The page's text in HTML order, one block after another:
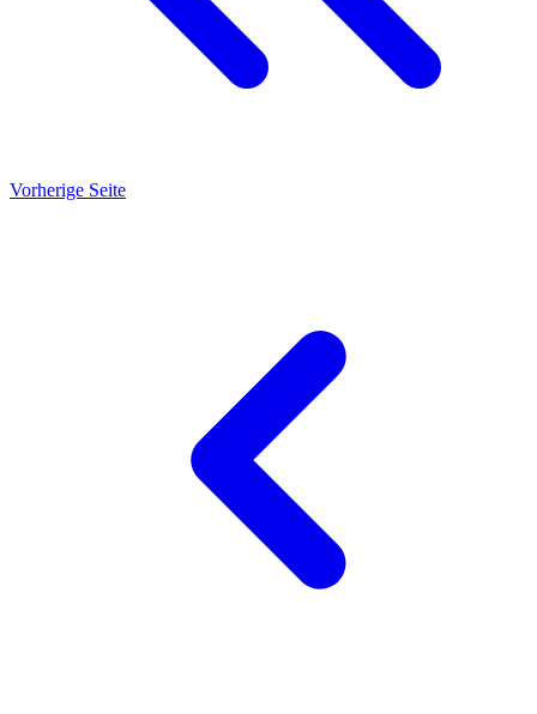
Vorherige Seite